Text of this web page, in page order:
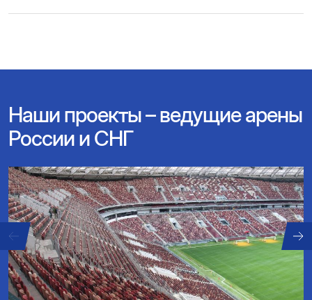
Наши проекты – ведущие арены
России и СНГ